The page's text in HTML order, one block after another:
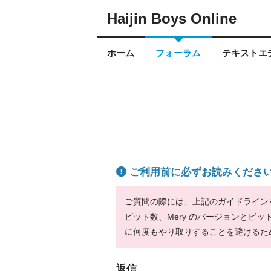
Haijin Boys Online
ホーム フォーラム テキストエ
ご利用前に必ずお読みくださ
ご質問の際には、上記のガイドライ
ビット数、Mery のバージョンとビッ
に何度もやり取りすることを避ける